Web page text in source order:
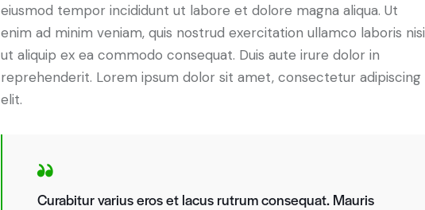
eiusmod tempor incididunt ut labore et dolore magna aliqua. Ut
enim ad minim veniam, quis nostrud exercitation ullamco laboris nisi
ut aliquip ex ea commodo consequat. Duis aute irure dolor in
reprehenderit. Lorem ipsum dolor sit amet, consectetur adipiscing
elit.
Curabitur varius eros et lacus rutrum consequat. Mauris